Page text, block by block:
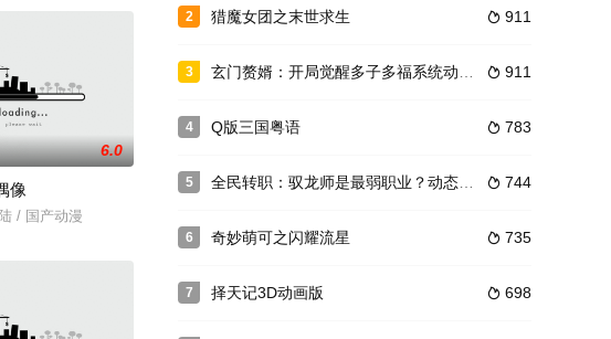
6.0
像
/ 国产动漫
2  911
猎魔女团之末世求生
3  911
玄门赘婿：开局觉醒多子多福系统动态漫画
4  783
Q版三国粤语
5  744
全民转职：驭龙师是最弱职业？动态漫画
6  735
奇妙萌可之闪耀流星
7  698
择天记3D动画版